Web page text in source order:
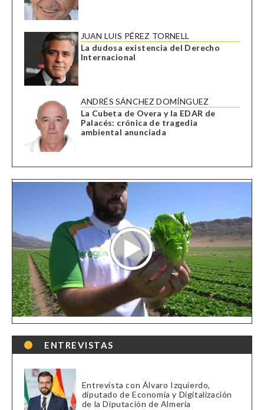
JUAN LUIS PÉREZ TORNELL
La dudosa existencia del Derecho
Internacional
ANDRÉS SÁNCHEZ DOMÍNGUEZ
La Cubeta de Overa y la EDAR de
Palacés: crónica de tragedia
ambiental anunciada
ENTREVISTAS
Entrevista con Álvaro Izquierdo,
diputado de Economía y Digitalización
de la Diputación de Almería